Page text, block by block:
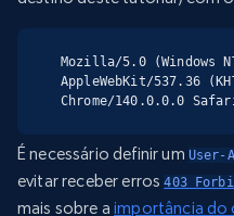
Mozilla/5.0 (Windows
AppleWebKit/537.36
Chrome/140.0.0.0
É necessário definir um User-
evitar receber erros403
mais sobre aimportância do